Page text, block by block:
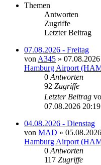
Themen
Antworten
Zugriffe
Letzter Beitrag
07.08.2026 - Freitag
von A345 »
Hamburg Airport
0 Antworten
92 Zugriffe
Letzter Beitrag
07.08.2026
04.08.2026 - Dienstag
von MAD »
Hamburg Airport
0 Antworten
117 Zugriffe